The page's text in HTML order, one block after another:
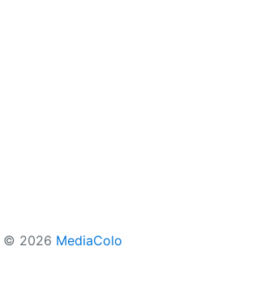
© 2026 MediaColo